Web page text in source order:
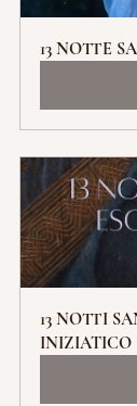
13 NOTTE
13 NOTTI
INIZIATICO